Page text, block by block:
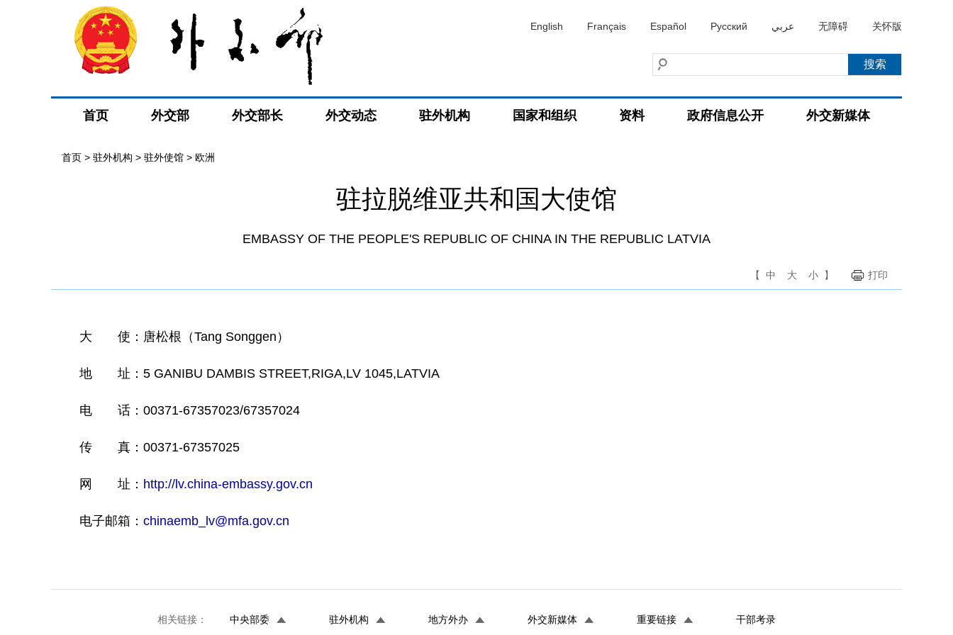
English Français Español Русский عربي 无障碍 关怀版
首页 外交部 外交部长 外交动态 驻外机构 国家和组织 资料 政府信息公开 外交新媒体
首页 > 驻外机构 > 驻外使馆 > 欧洲
驻拉脱维亚共和国大使馆
EMBASSY OF THE PEOPLE'S REPUBLIC OF CHINA IN THE REPUBLIC LATVIA
【 中 大 小 】 打印
大 使：唐松根（Tang Songgen）
地 址：5 GANIBU DAMBIS STREET,RIGA,LV 1045,LATVIA
电 话：00371-67357023/67357024
传 真：00371-67357025
网 址： http://lv.china-embassy.gov.cn
电子邮箱： chinaemb_lv@mfa.gov.cn
相关链接： 中央部委 驻外机构 地方外办 外交新媒体 重要链接 干部考录